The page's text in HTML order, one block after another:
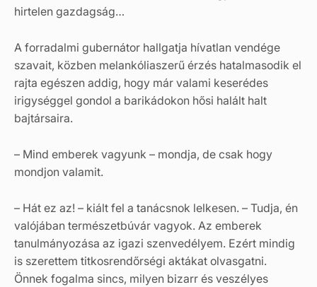
hirtelen gazdagság…
A forradalmi gubernátor hallgatja hívatlan vendége
szavait, közben melankóliaszerű érzés hatalmasodik el
rajta egészen addig, hogy már valami keserédes
irigységgel gondol a barikádokon hősi halált halt
bajtársaira.
– Mind emberek vagyunk – mondja, de csak hogy
mondjon valamit.
– Hát ez az! – kiált fel a tanácsnok lelkesen. – Tudja, én
valójában természetbúvár vagyok. Az emberek
tanulmányozása az igazi szenvedélyem. Ezért mindig
is szerettem titkosrendőrségi aktákat olvasgatni.
Önnek fogalma sincs, milyen bizarr és veszélyes